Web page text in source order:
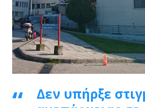
Δεν υπήρξε